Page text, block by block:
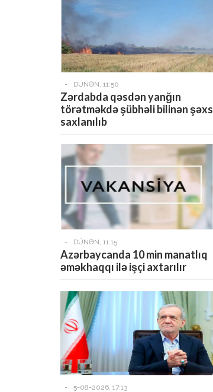
- DÜNƏN, 11:50
Zərdabda qəsdən yanğın
törətməkdə şübhəli bilinən şəxs
saxlanılıb
- DÜNƏN, 11:15
Azərbaycanda 10 min manatlıq
əməkhaqqı ilə işçi axtarılır
- 5-08-2026, 17:13